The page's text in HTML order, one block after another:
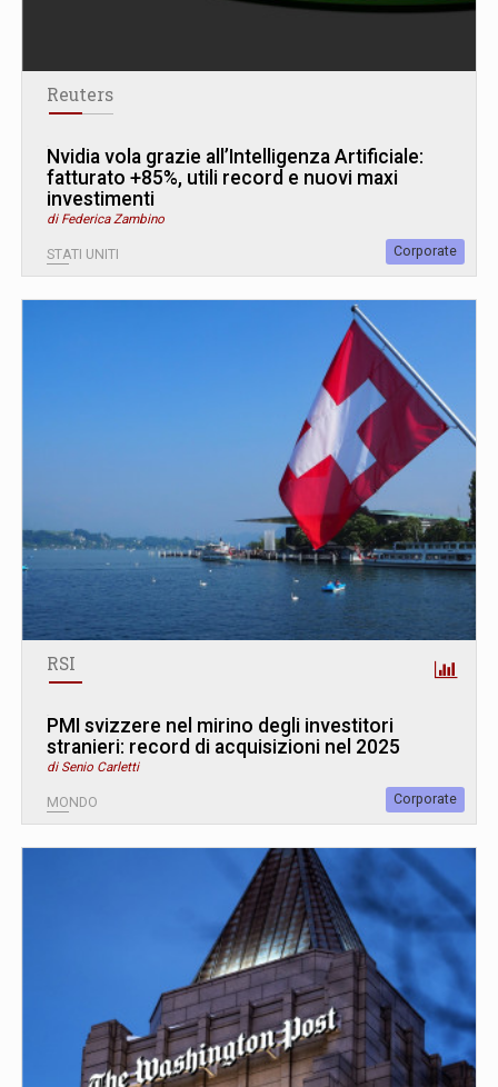
Reuters
Nvidia vola grazie all’Intelligenza Artificiale:
fatturato +85%, utili record e nuovi maxi
investimenti
di Federica Zambino
STATI UNITI Corporate
RSI
PMI svizzere nel mirino degli investitori
stranieri: record di acquisizioni nel 2025
di Senio Carletti
MONDO Corporate